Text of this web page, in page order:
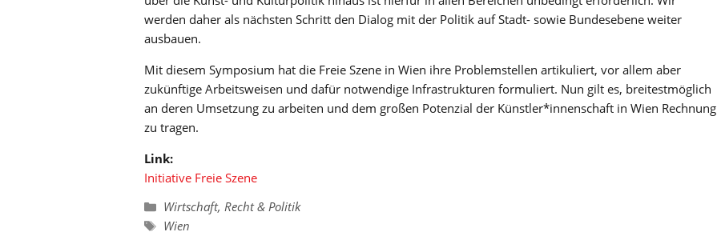
werden daher als nächsten Schritt den Dialog mit der Politik auf Stadt- sowie Bundesebene weiter
ausbauen.
Mit diesem Symposium hat die Freie Szene in Wien ihre Problemstellen artikuliert, vor allem aber
zukünftige Arbeitsweisen und dafür notwendige Infrastrukturen formuliert. Nun gilt es, breitestmöglich
an deren Umsetzung zu arbeiten und dem großen Potenzial der Künstler*innenschaft in Wien Rechnung
zu tragen.
Link:
Initiative Freie Szene
Kategorien
Wirtschaft, Recht & Politik
Schlagwörter
Wien